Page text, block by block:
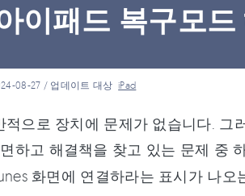
이패드 복구모
08-27 / 업데이트 대상iPad
으로 장치에 문제가 없습니다. 그
하고 해결책을 찾고 있는 문제 중
화면에 연결하라는 표시가 나오